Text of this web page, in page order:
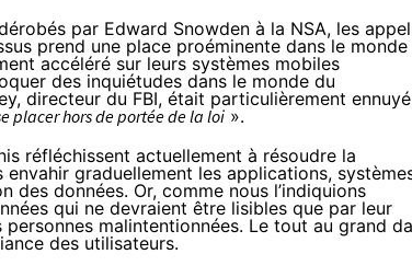
par Edward Snowden à la NSA, les
prend une place proéminente dans le monde
accéléré sur leurs systèmes mobiles
des inquiétudes dans le monde du
directeur du FBI, était particulièrement ennuyé
placer hors de portée de la loi ».
réfléchissent actuellement à résoudre la
graduellement les applications,
des données. Or, comme nous l’indiquions
qui ne devraient être lisibles que par leur
malintentionnées. Le tout au grand
des utilisateurs.